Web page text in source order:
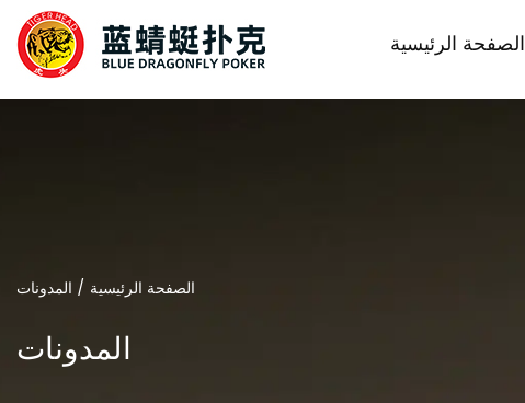
الصفحة الرئيسية
الصفحة الرئيسية / المدونات
المدونات